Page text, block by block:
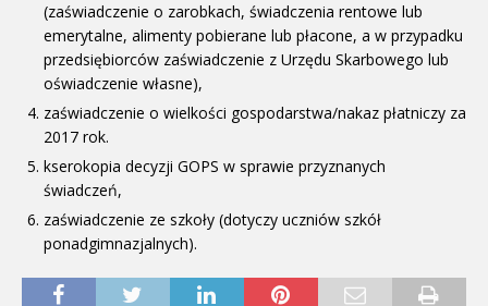
(zaświadczenie o zarobkach, świadczenia rentowe lub
emerytalne, alimenty pobierane lub płacone, a w przypadku
przedsiębiorców zaświadczenie z Urzędu Skarbowego lub
oświadczenie własne),
zaświadczenie o wielkości gospodarstwa/nakaz płatniczy za
2017 rok.
kserokopia decyzji GOPS w sprawie przyznanych
świadczeń,
zaświadczenie ze szkoły (dotyczy uczniów szkół
ponadgimnazjalnych).